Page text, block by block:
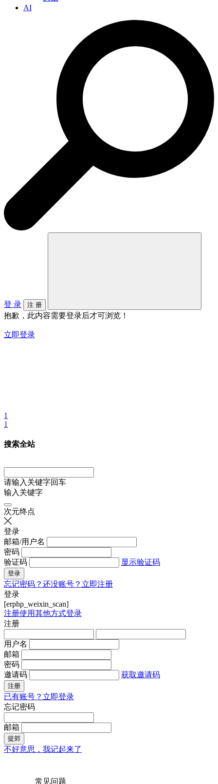
AI
登 录 注 册
抱歉，此内容需要登录后才可浏览！
立即登录
1
1
搜索全站
请输入关键字回车
输入关键字
次元终点
登录
邮箱/用户名
密码
验证码
显示验证码
登录
忘记密码？ 还没账号？立即注册
登录
[erphp_weixin_scan]
注册使用其他方式登录
注册
用户名
邮箱
密码
邀请码
获取邀请码
注册
已有账号？立即登录
忘记密码
邮箱
提郊
不好意思，我记起来了
常见问题